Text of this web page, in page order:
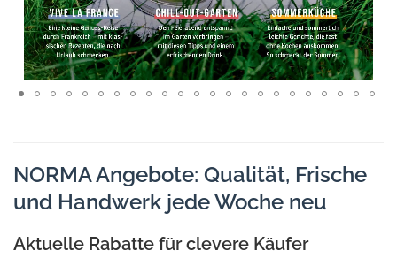
NORMA Angebote: Qualität, Frische
und Handwerk jede Woche neu
Aktuelle Rabatte für clevere Käufer